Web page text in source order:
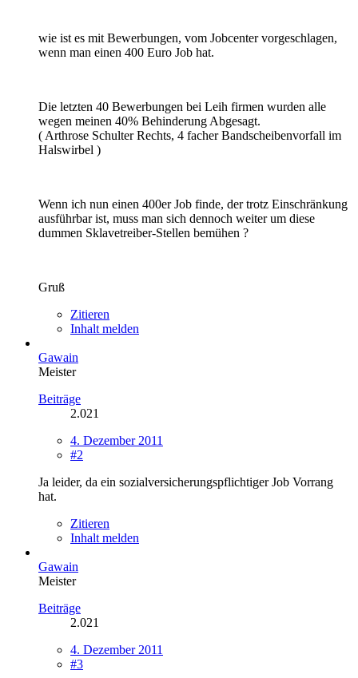
wie ist es mit Bewerbungen, vom Jobcenter vorgeschlagen,
wenn man einen 400 Euro Job hat.
Die letzten 40 Bewerbungen bei Leih firmen wurden alle
wegen meinen 40% Behinderung Abgesagt.
( Arthrose Schulter Rechts, 4 facher Bandscheibenvorfall im
Halswirbel )
Wenn ich nun einen 400er Job finde, der trotz Einschränkung
ausführbar ist, muss man sich dennoch weiter um diese
dummen Sklavetreiber-Stellen bemühen ?
Gruß
Zitieren
Inhalt melden
Gawain
Meister
Beiträge
2.021
4. Dezember 2011
#2
Ja leider, da ein sozialversicherungspflichtiger Job Vorrang
hat.
Zitieren
Inhalt melden
Gawain
Meister
Beiträge
2.021
4. Dezember 2011
#3